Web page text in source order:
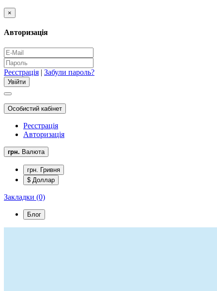
×
Авторизація
Реєстрація | Забули пароль?
Особистий кабінет
Реєстрація
Авторизація
грн. Валюта
грн. Гривня
$ Доллар
Закладки (0)
Блог